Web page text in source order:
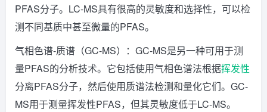
PFAS分子。LC-MS具有很高的灵敏度和选择性，可以检
测不同基质中甚至微量的PFAS。
气相色谱-质谱（GC-MS）：GC-MS是另一种可用于测
量PFAS的分析技术。它包括使用气相色谱法根据挥发性
分离PFAS分子，然后使用质谱法检测和量化它们。GC-
MS用于测量挥发性PFAS，但其灵敏度低于LC-MS。